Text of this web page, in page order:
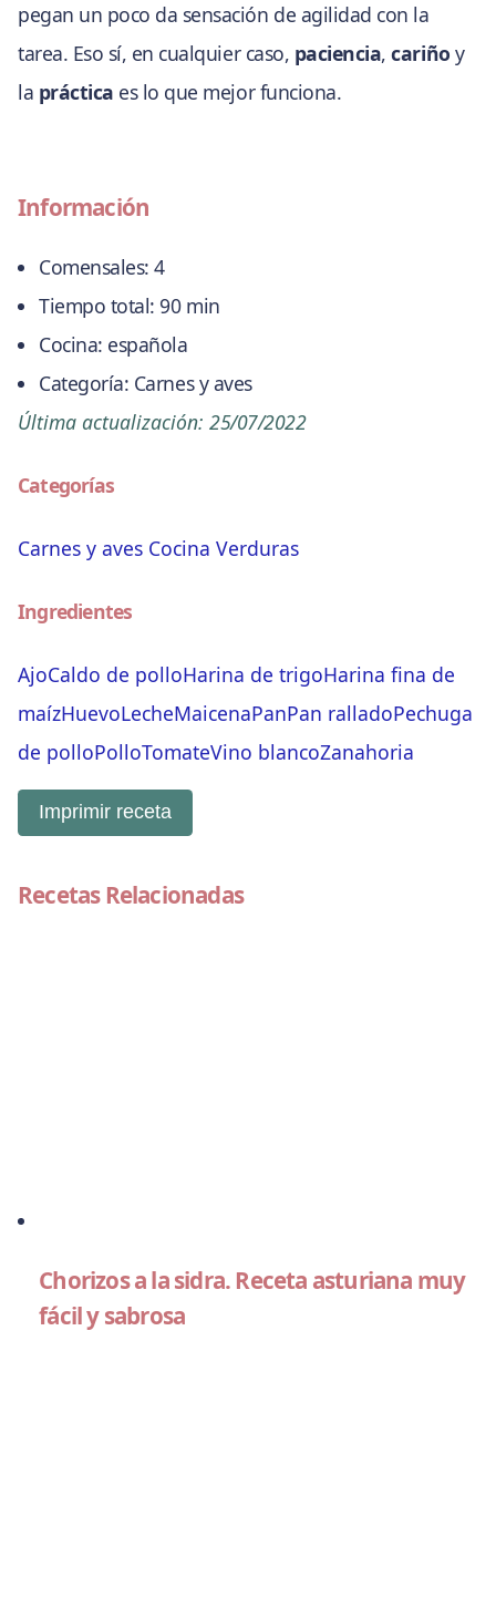
pegan un poco da sensación de agilidad con la
tarea. Eso sí, en cualquier caso, paciencia,cariño y
la práctica es lo que mejor funciona.
Información
Comensales: 4
Tiempo total: 90 min
Cocina: española
Categoría: Carnes y aves
Última actualización: 25/07/2022
Categorías
Carnes y aves Cocina Verduras
Ingredientes
AjoCaldo de polloHarina de trigoHarina fina de
maízHuevoLecheMaicenaPanPan ralladoPechuga
de polloPolloTomateVino blancoZanahoria
Imprimir receta
Recetas Relacionadas
Chorizos a la sidra. Receta asturiana muy
fácil y sabrosa